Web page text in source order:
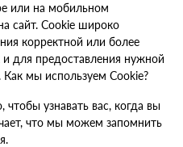
или на мобильном
сайт. Cookie широко
корректной или более
для предоставления нужной
мы используем Cookie?
узнавать вас, когда вы
что мы можем запомнить